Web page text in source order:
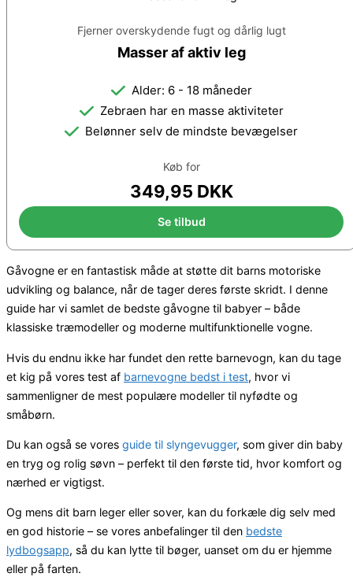
Fjerner overskydende fugt og dårlig lugt
Masser af aktiv leg
Alder: 6 - 18 måneder
Zebraen har en masse aktiviteter
Belønner selv de mindste bevægelser
Køb for
349,95 DKK
Se tilbud
Gåvogne er en fantastisk måde at støtte dit barns motoriske
udvikling og balance, når de tager deres første skridt. I denne
guide har vi samlet de bedste gåvogne til babyer – både
klassiske træmodeller og moderne multifunktionelle vogne.
Hvis du endnu ikke har fundet den rette barnevogn, kan du tage
et kig på vores test af barnevogne bedst i test, hvor vi
sammenligner de mest populære modeller til nyfødte og
småbørn.
Du kan også se vores guide til slyngevugger, som giver din baby
en tryg og rolig søvn – perfekt til den første tid, hvor komfort og
nærhed er vigtigst.
Og mens dit barn leger eller sover, kan du forkæle dig selv med
en god historie – se vores anbefalinger til den bedste
lydbogsapp, så du kan lytte til bøger, uanset om du er hjemme
eller på farten.